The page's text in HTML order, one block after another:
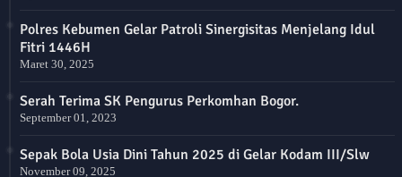
Polres Kebumen Gelar Patroli Sinergisitas Menjelang Idul
Fitri 1446H
Maret 30, 2025
Serah Terima SK Pengurus Perkomhan Bogor.
September 01, 2023
Sepak Bola Usia Dini Tahun 2025 di Gelar Kodam III/Slw
November 09, 2025